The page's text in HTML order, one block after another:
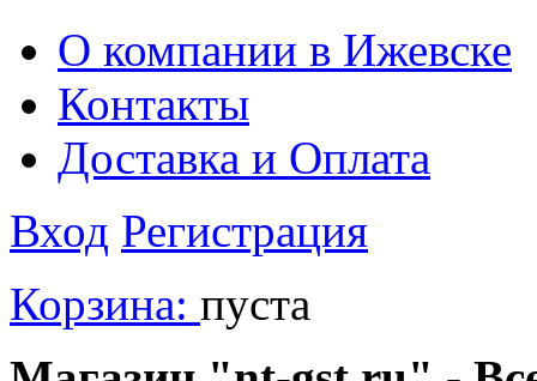
О компании в Ижевске
Контакты
Доставка и Оплата
Вход Регистрация
Корзина: пуста